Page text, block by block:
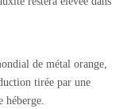
de métal orange,
tirée par une
héberge.